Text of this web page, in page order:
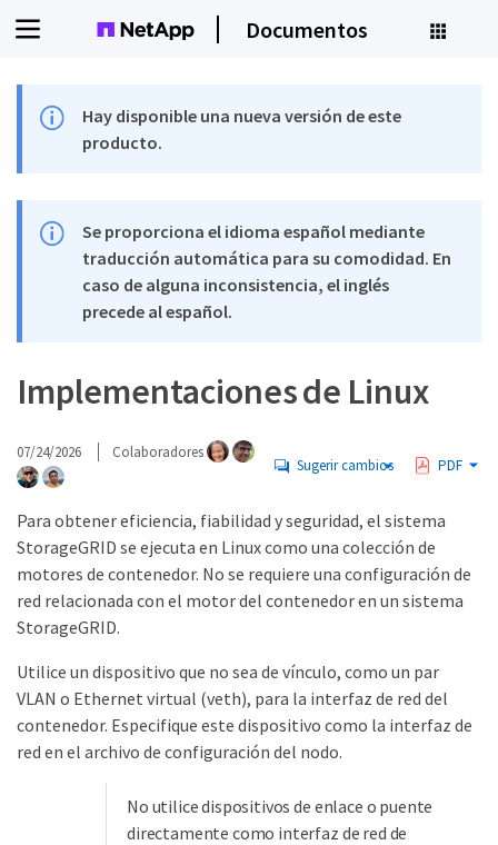
Documentos
Hay disponible una nueva versión de este
producto.
Se proporciona el idioma español mediante
traducción automática para su comodidad. En
caso de alguna inconsistencia, el inglés
precede al español.
Implementaciones de Linux
07/24/2026 Colaboradores
Sugerir cambios PDF
Para obtener eficiencia, fiabilidad y seguridad, el sistema
StorageGRID se ejecuta en Linux como una colección de
motores de contenedor. No se requiere una configuración de
red relacionada con el motor del contenedor en un sistema
StorageGRID.
Utilice un dispositivo que no sea de vínculo, como un par
VLAN o Ethernet virtual (veth), para la interfaz de red del
contenedor. Especifique este dispositivo como la interfaz de
red en el archivo de configuración del nodo.
No utilice dispositivos de enlace o puente
directamente como interfaz de red de